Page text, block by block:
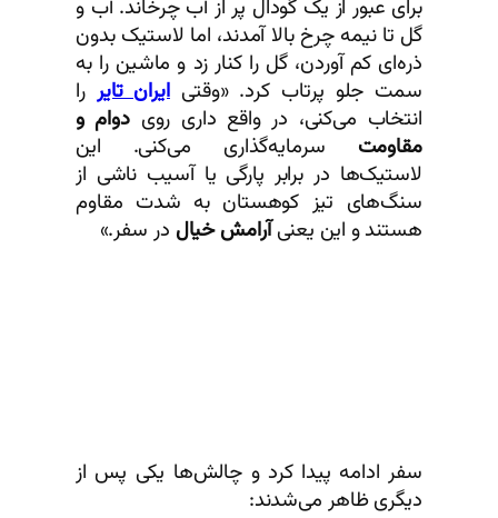
برای عبور از یک گودال پر از آب چرخاند. آب و
گل تا نیمه چرخ بالا آمدند، اما لاستیک بدون
ذره‌ای کم آوردن، گل را کنار زد و ماشین را به
سمت جلو پرتاب کرد. «وقتیایران تایر را
انتخاب می‌کنی، در واقع داری روی دوام و
مقاومت سرمایه‌گذاری می‌کنی. این
لاستیک‌ها در برابر پارگی یا آسیب ناشی از
سنگ‌های تیز کوهستان به شدت مقاوم
هستند و این یعنیآرامش خیال در سفر.»
سفر ادامه پیدا کرد و چالش‌ها یکی پس از
دیگری ظاهر می‌شدند: